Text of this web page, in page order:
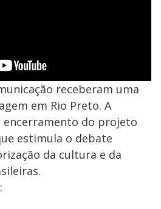
receberam uma
em Rio Preto. A
encerramento do projeto
estimula o debate
da cultura e da